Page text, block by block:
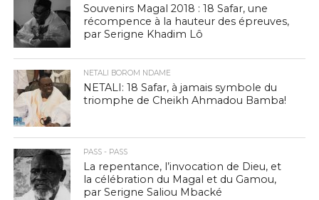
Souvenirs Magal 2018 : 18 Safar, une
récompence à la hauteur des épreuves,
par Serigne Khadim Lô
NETALI BOROM NDAME
NETALI: 18 Safar, à jamais symbole du
triomphe de Cheikh Ahmadou Bamba!
PASS - PASS
La repentance, l’invocation de Dieu, et
la célébration du Magal et du Gamou,
par Serigne Saliou Mbacké